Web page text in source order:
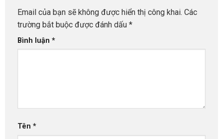
Email của bạn sẽ không được hiển thị công khai. Các
trường bắt buộc được đánh dấu *
Bình luận *
Tên *